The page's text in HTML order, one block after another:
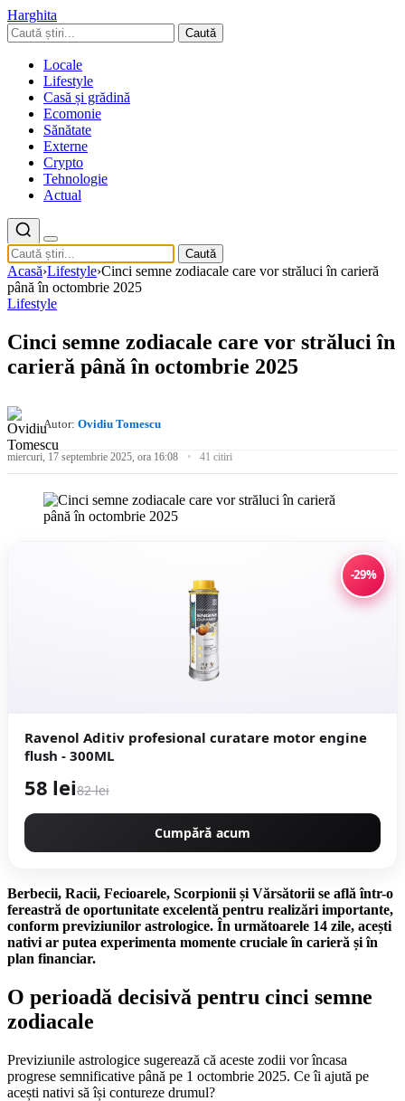
Harghita
Caută
Locale
Lifestyle
Casă și grădină
Ecomonie
Sănătate
Externe
Crypto
Tehnologie
Actual
Caută
Acasă›Lifestyle›Cinci semne zodiacale care vor străluci în carieră
până în octombrie 2025
Lifestyle
Cinci semne zodiacale care vor străluci în
carieră până în octombrie 2025
Autor: Ovidiu Tomescu
miercuri, 17 septembrie 2025, ora 16:08 41 citiri
-29%
Ravenol Aditiv profesional curatare motor engine
flush - 300ML
58 lei82 lei
Cumpără acum
Berbecii, Racii, Fecioarele, Scorpionii și Vărsătorii se află într-o
fereastră de oportunitate excelentă pentru realizări importante,
conform previziunilor astrologice. În următoarele 14 zile, acești
nativi ar putea experimenta momente cruciale în carieră și în
plan financiar.
O perioadă decisivă pentru cinci semne
zodiacale
Previziunile astrologice sugerează că aceste zodii vor încasa
progrese semnificative până pe 1 octombrie 2025. Ce îi ajută pe
acești nativi să își contureze drumul?